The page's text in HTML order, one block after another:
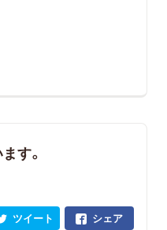
す。
シェア
ツイート